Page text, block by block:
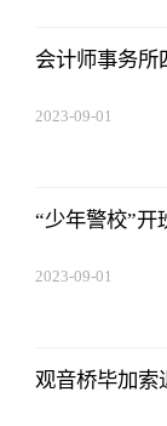
会计师事务所
2023-09-01
“少年警校”开
2023-09-01
观音桥毕加索